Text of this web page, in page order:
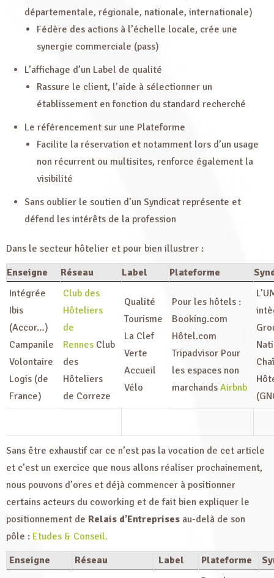
départementale, régionale, nationale, internationale)
Fédère des actions à l’échelle locale, crée une
synergie commerciale (pass)
L’affichage d’un Label de qualité
Rassure le client, l’aide à sélectionner un
établissement en fonction du standard recherché
Le référencement sur une Plateforme
Facilite la réservation et notamment lors d’un usage
non récurrent ou multisites, renforce également la
visibilité
Sans oublier le soutien d’un Syndicat représente et
défend les intérêts de la profession
Dans le secteur hôtelier et pour bien illustrer :
Enseigne
Réseau Label Plateforme
Intégrée
Ibis
(Accor…)
Campanile
Volontaire
Logis (de
France)
Club des
Hôteliers
de
Rennes Club
des
Hôteliers
de Correze
Qualité
Tourisme
La Clef
Verte
Accueil
Vélo
Pour les hôtels :
Booking.com
Hôtel.com
Tripadvisor Pour
les espaces non
marchands Airbnb
Sans être exhaustif car ce n’est pas la vocation de cet article
et c’est un exercice que nous allons réaliser prochainement,
nous pouvons d’ores et déjà commencer à positionner
certains acteurs du coworking et de fait bien expliquer le
positionnement de Relais d’Entreprises au-delà de son
pôle : Etudes & Conseil.
Enseigne
Réseau Label Plateforme